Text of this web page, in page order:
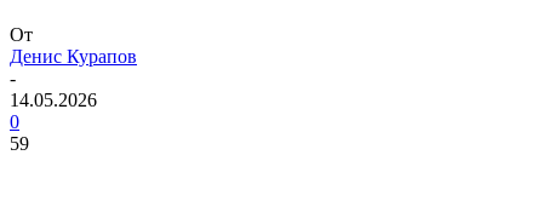
От
Денис Курапов
-
14.05.2026
0
59